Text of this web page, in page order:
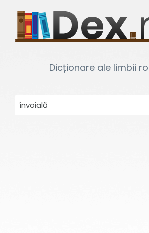
Dicționare ale limbii